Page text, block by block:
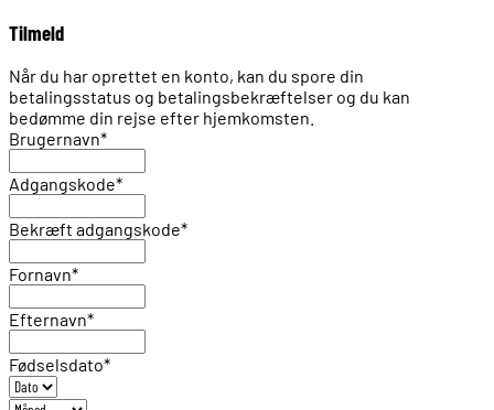
Tilmeld
Når du har oprettet en konto, kan du spore din
betalingsstatus og betalingsbekræftelser og du kan
bedømme din rejse efter hjemkomsten.
Brugernavn*
Adgangskode*
Bekræft adgangskode*
Fornavn*
Efternavn*
Fødselsdato*